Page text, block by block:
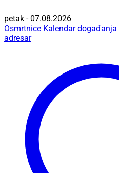
petak - 07.08.2026
Osmrtnice Kalendar događanja
adresar